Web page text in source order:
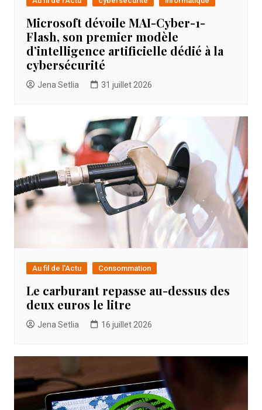
Microsoft dévoile MAI-Cyber-1-
Flash, son premier modèle
d’intelligence artificielle dédié à la
cybersécurité
Jena Setlia 31 juillet 2026
Au fil de l'Actu Consommation
Le carburant repasse au-dessus des
deux euros le litre
Jena Setlia 16 juillet 2026